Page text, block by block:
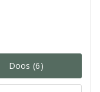
Doos (6)